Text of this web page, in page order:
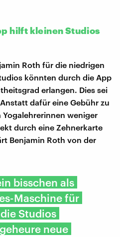
hilft kleinen Studios
Roth für die niedrigen
könnten durch die App
erlangen. Dies sei
dafür eine Gebühr zu
weniger
durch eine Zehnerkarte
Benjamin Roth von der
bisschen als
Maschine für
Studios
neue